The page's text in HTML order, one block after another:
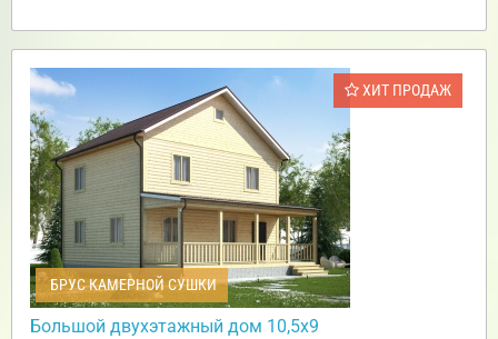
ХИТ ПРОДАЖ
БРУС КАМЕРНОЙ СУШКИ
Большой двухэтажный дом 10,5х9